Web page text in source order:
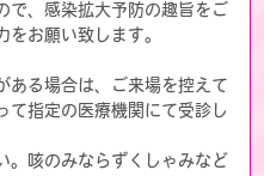
で、感染拡大予防の趣旨をご
をお願い致します。
ある場合は、ご来場を控えて
て指定の医療機関にて受診し
。咳のみならずくしゃみなど